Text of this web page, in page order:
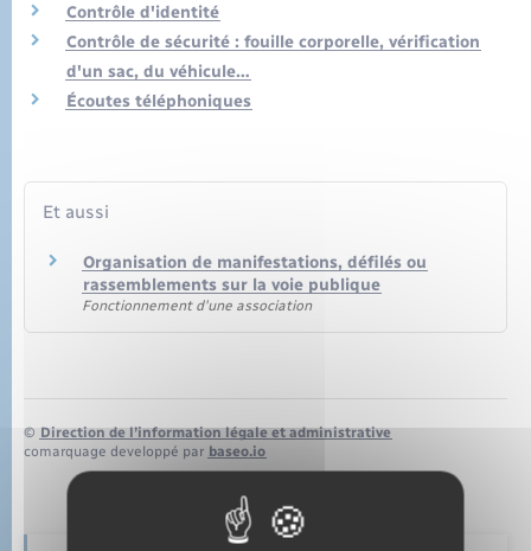
Sécurité - Prévention
Santé
Transports
Voirie et espace public
Contrôle d'identité
Contrôle de sécurité : fouille corporelle, vérification
d'un sac, du véhicule…
Écoutes téléphoniques
Et aussi
Organisation de manifestations, défilés ou
rassemblements sur la voie publique
Fonctionnement d'une association
© Direction de l’information légale et administrative
comarquage developpé par baseo.io